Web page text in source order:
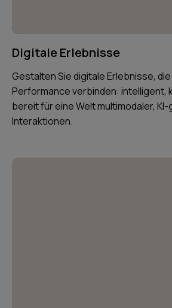
Digitale Erlebnisse
Gestalten Sie digitale Erlebnisse,
Performance verbinden: intelligent,
bereit für eine Welt multimodaler,
Interaktionen.